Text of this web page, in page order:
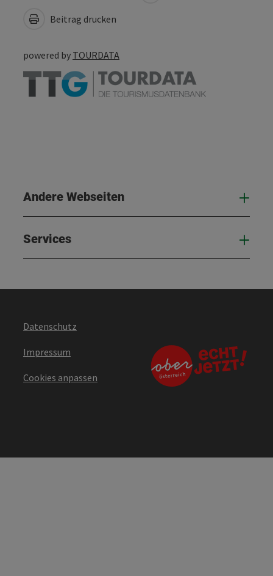
Beitrag drucken
powered by TOURDATA
Andere Webseiten
Services
Datenschutz
Impressum
Cookies anpassen